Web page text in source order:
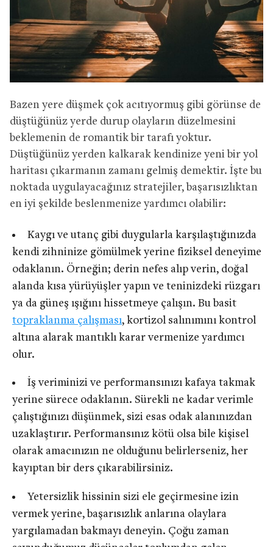
Bazen yere düşmek çok acıtıyormuş gibi görünse de
düştüğünüz yerde durup olayların düzelmesini
beklemenin de romantik bir tarafı yoktur.
Düştüğünüz yerden kalkarak kendinize yeni bir yol
haritası çıkarmanın zamanı gelmiş demektir. İşte bu
noktada uygulayacağınız stratejiler, başarısızlıktan
en iyi şekilde beslenmenize yardımcı olabilir:
Kaygı ve utanç gibi duygularla karşılaştığınızda
kendi zihninize gömülmek yerine fiziksel deneyime
odaklanın. Örneğin; derin nefes alıp verin, doğal
alanda kısa yürüyüşler yapın ve teninizdeki rüzgarı
ya da güneş ışığını hissetmeye çalışın. Bu basit
topraklanma çalışması, kortizol salınımını kontrol
altına alarak mantıklı karar vermenize yardımcı
olur.
İş veriminizi ve performansınızı kafaya takmak
yerine sürece odaklanın. Sürekli ne kadar verimle
çalıştığınızı düşünmek, sizi esas odak alanınızdan
uzaklaştırır. Performansınız kötü olsa bile kişisel
olarak amacınızın ne olduğunu belirlerseniz, her
kayıptan bir ders çıkarabilirsiniz.
Yetersizlik hissinin sizi ele geçirmesine izin
vermek yerine, başarısızlık anlarına olaylara
yargılamadan bakmayı deneyin. Çoğu zaman